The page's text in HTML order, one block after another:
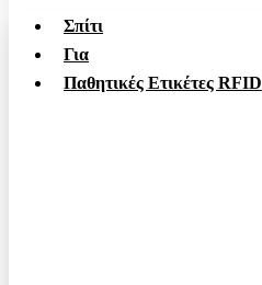
Σπίτι
Για
Παθητικές Ετικέτες RFID